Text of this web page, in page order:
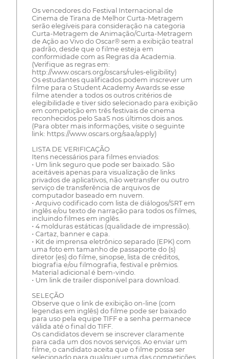
Os vencedores do Festival Internacional de
Cinema de Tirana de Melhor Curta-Metragem
serão elegíveis para consideração na categoria
Curta-Metragem de Animação/Curta-Metragem
de Ação ao Vivo do Oscar® sem a exibição teatral
padrão, desde que o filme esteja em
conformidade com as Regras da Academia.
(Verifique as regras em:
http://www.oscars.org/oscars/rules-eligibility)
Os estudantes qualificados podem inscrever um
filme para o Student Academy Awards se esse
filme atender a todos os outros critérios de
elegibilidade e tiver sido selecionado para exibição
em competição em três festivais de cinema
reconhecidos pelo SaaS nos últimos dois anos.
(Para obter mais informações, visite o seguinte
link: https://www.oscars.org/saa/apply)
LISTA DE VERIFICAÇÃO
Itens necessários para filmes enviados:
• Um link seguro que pode ser baixado. São
aceitáveis apenas para visualização de links
privados de aplicativos, não wetransfer ou outro
serviço de transferência de arquivos de
computador baseado em nuvem.
• Arquivo codificado com lista de diálogos/SRT em
inglês e/ou texto de narração para todos os filmes,
incluindo filmes em inglês.
• 4 molduras estáticas (qualidade de impressão).
• Cartaz, banner e capa.
• Kit de imprensa eletrônico separado (EPK) com
uma foto em tamanho de passaporte do (s)
diretor (es) do filme, sinopse, lista de créditos,
biografia e/ou filmografia, festival e prêmios.
Material adicional é bem-vindo.
• Um link de trailer disponível para download.
SELEÇÃO
Observe que o link de exibição on-line (com
legendas em inglês) do filme pode ser baixado
para uso pela equipe TIFF e a senha permanece
válida até o final do TIFF.
Os candidatos devem se inscrever claramente
para cada um dos novos serviços. Ao enviar um
filme, o candidato aceita que o filme possa ser
selecionado para qualquer uma das competições